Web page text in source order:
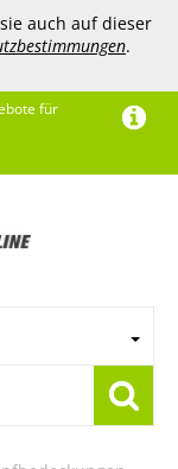
auch auf dieser
.
für